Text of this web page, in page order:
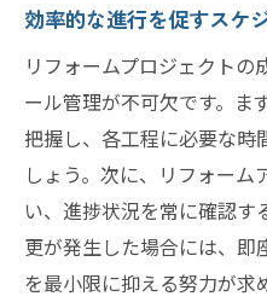
効率的な進行を促すスケ
リフォームプロジェクトの
ール管理が不可欠です。ま
把握し、各工程に必要な時
しょう。次に、リフォー
い、進捗状況を常に確認す
更が発生した場合には、
を最小限に抑える努力が求